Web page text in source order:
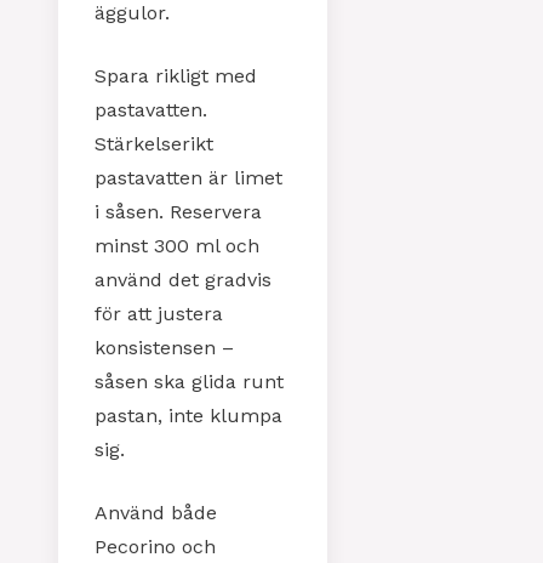
äggulor.
Spara rikligt med
pastavatten.
Stärkelserikt
pastavatten är limet
i såsen. Reservera
minst 300 ml och
använd det gradvis
för att justera
konsistensen –
såsen ska glida runt
pastan, inte klumpa
sig.
Använd både
Pecorino och